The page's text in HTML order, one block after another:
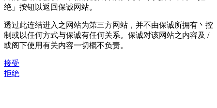
绝」按钮以返回保诚网站。
透过此连结进入之网站为第三方网站，并不由保诚所拥有丶控
制或以任何方式与保诚有任何关系。保诚对该网站之内容及 /
或阁下使用有关内容一切概不负责。
接受
拒绝